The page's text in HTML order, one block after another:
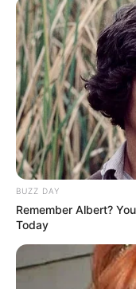
BUZZ DAY
Remember Albert?
Today